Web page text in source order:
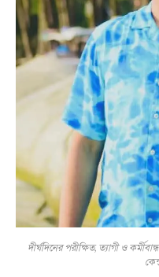
দীর্ঘদিনের পরীক্ষিত, ত্যাগী ও